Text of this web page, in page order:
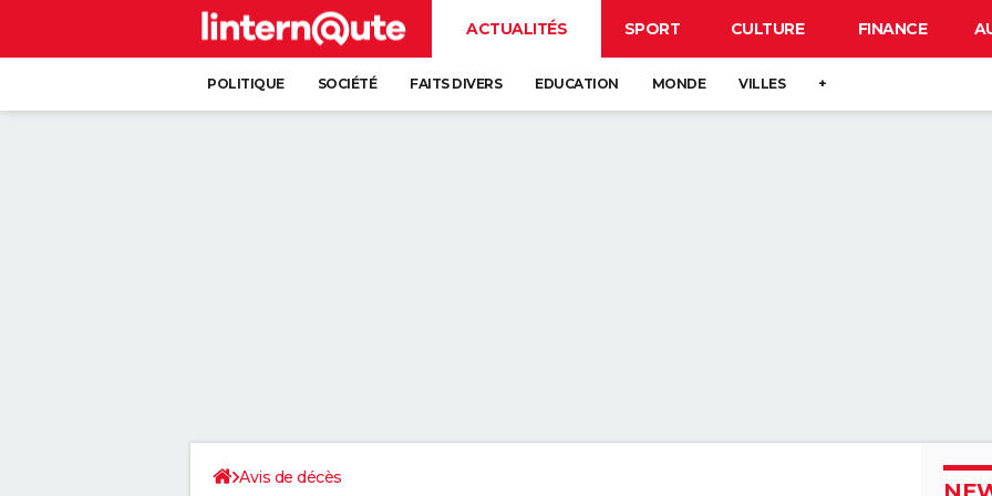
ACTUALITÉS SPORT CULTURE FINANCE
POLITIQUE SOCIÉTÉ FAITS DIVERS EDUCATION MONDE VILLES +
Avis de décès